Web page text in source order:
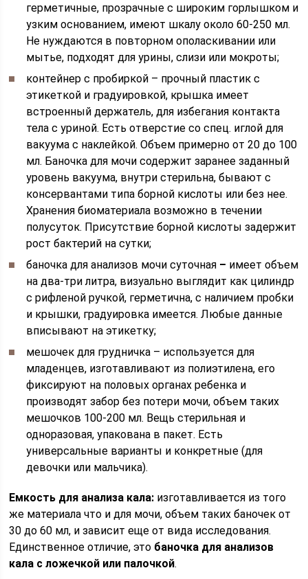
герметичные, прозрачные с широким горлышком и
узким основанием, имеют шкалу около 60-250 мл.
Не нуждаются в повторном ополаскивании или
мытье, подходят для урины, слизи или мокроты;
контейнер с пробиркой – прочный пластик с
этикеткой и градуировкой, крышка имеет
встроенный держатель, для избегания контакта
тела с уриной. Есть отверстие со спец. иглой для
вакуума с наклейкой. Объем примерно от 20 до 100
мл. Баночка для мочи содержит заранее заданный
уровень вакуума, внутри стерильна, бывают с
консервантами типа борной кислоты или без нее.
Хранения биоматериала возможно в течении
полусуток. Присутствие борной кислоты задержит
рост бактерий на сутки;
баночка для анализов мочи суточная – имеет объем
на два-три литра, визуально выглядит как цилиндр
с рифленой ручкой, герметична, с наличием пробки
и крышки, градуировка имеется. Любые данные
вписывают на этикетку;
мешочек для грудничка – используется для
младенцев, изготавливают из полиэтилена, его
фиксируют на половых органах ребенка и
производят забор без потери мочи, объем таких
мешочков 100-200 мл. Вещь стерильная и
одноразовая, упакована в пакет. Есть
универсальные варианты и конкретные (для
девочки или мальчика).
Емкость для анализа кала: изготавливается из того
же материала что и для мочи, объем таких баночек от
30 до 60 мл, и зависит еще от вида исследования.
Единственное отличие, это баночка для анализов
кала с ложечкой или палочкой.